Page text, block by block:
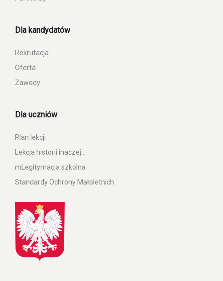
Dla kandydatów
Rekrutacja
Oferta
Zawody
Dla uczniów
Plan lekcji
Lekcja historii inaczej…
mLegitymacja szkolna
Standardy Ochrony Małoletnich